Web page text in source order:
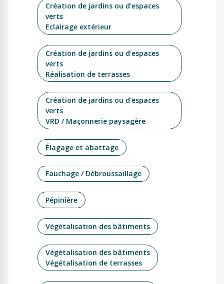
Création de jardins ou d'espaces
verts
Eclairage extérieur
Création de jardins ou d'espaces
verts
Réalisation de terrasses
Création de jardins ou d'espaces
verts
VRD / Maçonnerie paysagère
Élagage et abattage
Fauchage / Débroussaillage
Pépinière
Végétalisation des bâtiments
Végétalisation des bâtiments
Végétalisation de terrasses